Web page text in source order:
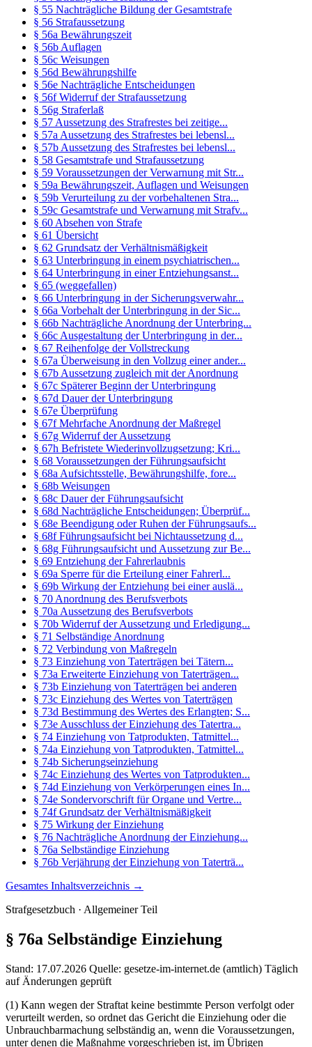
§ 55 Nachträgliche Bildung der Gesamtstrafe
§ 56 Strafaussetzung
§ 56a Bewährungszeit
§ 56b Auflagen
§ 56c Weisungen
§ 56d Bewährungshilfe
§ 56e Nachträgliche Entscheidungen
§ 56f Widerruf der Strafaussetzung
§ 56g Straferlaß
§ 57 Aussetzung des Strafrestes bei zeitige...
§ 57a Aussetzung des Strafrestes bei lebensl...
§ 57b Aussetzung des Strafrestes bei lebensl...
§ 58 Gesamtstrafe und Strafaussetzung
§ 59 Voraussetzungen der Verwarnung mit Str...
§ 59a Bewährungszeit, Auflagen und Weisungen
§ 59b Verurteilung zu der vorbehaltenen Stra...
§ 59c Gesamtstrafe und Verwarnung mit Strafv...
§ 60 Absehen von Strafe
§ 61 Übersicht
§ 62 Grundsatz der Verhältnismäßigkeit
§ 63 Unterbringung in einem psychiatrischen...
§ 64 Unterbringung in einer Entziehungsanst...
§ 65 (weggefallen)
§ 66 Unterbringung in der Sicherungsverwahr...
§ 66a Vorbehalt der Unterbringung in der Sic...
§ 66b Nachträgliche Anordnung der Unterbring...
§ 66c Ausgestaltung der Unterbringung in der...
§ 67 Reihenfolge der Vollstreckung
§ 67a Überweisung in den Vollzug einer ander...
§ 67b Aussetzung zugleich mit der Anordnung
§ 67c Späterer Beginn der Unterbringung
§ 67d Dauer der Unterbringung
§ 67e Überprüfung
§ 67f Mehrfache Anordnung der Maßregel
§ 67g Widerruf der Aussetzung
§ 67h Befristete Wiederinvollzugsetzung; Kri...
§ 68 Voraussetzungen der Führungsaufsicht
§ 68a Aufsichtsstelle, Bewährungshilfe, fore...
§ 68b Weisungen
§ 68c Dauer der Führungsaufsicht
§ 68d Nachträgliche Entscheidungen; Überprüf...
§ 68e Beendigung oder Ruhen der Führungsaufs...
§ 68f Führungsaufsicht bei Nichtaussetzung d...
§ 68g Führungsaufsicht und Aussetzung zur Be...
§ 69 Entziehung der Fahrerlaubnis
§ 69a Sperre für die Erteilung einer Fahrerl...
§ 69b Wirkung der Entziehung bei einer auslä...
§ 70 Anordnung des Berufsverbots
§ 70a Aussetzung des Berufsverbots
§ 70b Widerruf der Aussetzung und Erledigung...
§ 71 Selbständige Anordnung
§ 72 Verbindung von Maßregeln
§ 73 Einziehung von Taterträgen bei Tätern...
§ 73a Erweiterte Einziehung von Taterträgen...
§ 73b Einziehung von Taterträgen bei anderen
§ 73c Einziehung des Wertes von Taterträgen
§ 73d Bestimmung des Wertes des Erlangten; S...
§ 73e Ausschluss der Einziehung des Tatertra...
§ 74 Einziehung von Tatprodukten, Tatmittel...
§ 74a Einziehung von Tatprodukten, Tatmittel...
§ 74b Sicherungseinziehung
§ 74c Einziehung des Wertes von Tatprodukten...
§ 74d Einziehung von Verkörperungen eines In...
§ 74e Sondervorschrift für Organe und Vertre...
§ 74f Grundsatz der Verhältnismäßigkeit
§ 75 Wirkung der Einziehung
§ 76 Nachträgliche Anordnung der Einziehung...
§ 76a Selbständige Einziehung
§ 76b Verjährung der Einziehung von Taterträ...
Gesamtes Inhaltsverzeichnis →
Strafgesetzbuch · Allgemeiner Teil
§ 76a Selbständige Einziehung
Stand: 17.07.2026 Quelle: gesetze-im-internet.de (amtlich) Täglich
auf Änderungen geprüft
(1) Kann wegen der Straftat keine bestimmte Person verfolgt oder
verurteilt werden, so ordnet das Gericht die Einziehung oder die
Unbrauchbarmachung selbständig an, wenn die Voraussetzungen,
unter denen die Maßnahme vorgeschrieben ist, im Übrigen